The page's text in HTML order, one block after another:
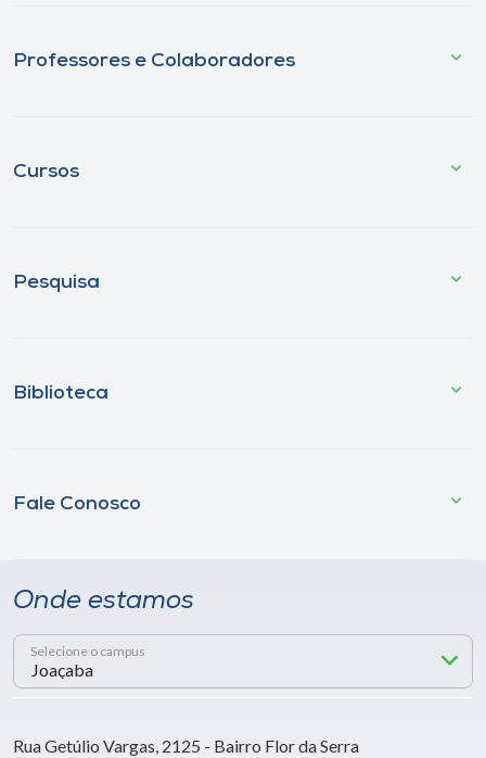
Professores e Colaboradores
Cursos
Pesquisa
Biblioteca
Fale Conosco
Onde estamos
Selecione o campus
Rua Getúlio Vargas, 2125 - Bairro Flor da Serra